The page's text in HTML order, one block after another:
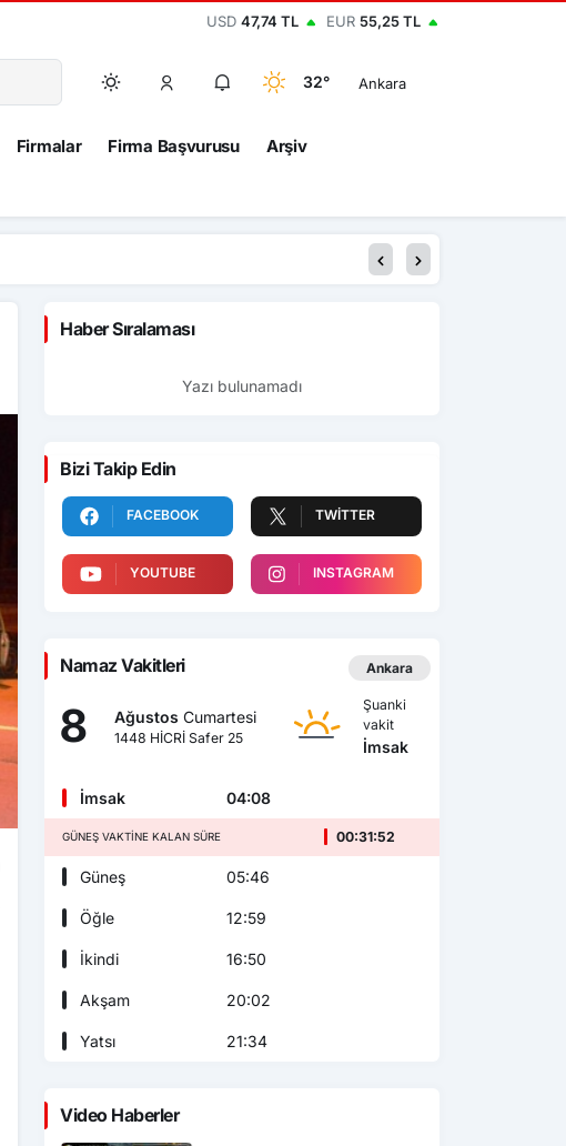
USD 47,74 TL EUR 55,25 TL
32° Ankara
Firmalar Firma Başvurusu Arşiv
Haber Sıralaması
Yazı bulunamadı
Bizi Takip Edin
FACEBOOK TWITTER
YOUTUBE INSTAGRAM
Namaz Vakitleri Ankara
8 Ağustos Cumartesi
1448 HİCRİ Safer 25
Şuanki
vakit
İmsak
İmsak 04:08
GÜNEŞ VAKTINE KALAN SÜRE 00:31:50
Güneş 05:46
Öğle 12:59
İkindi 16:50
Akşam 20:02
Yatsı 21:34
Video Haberler